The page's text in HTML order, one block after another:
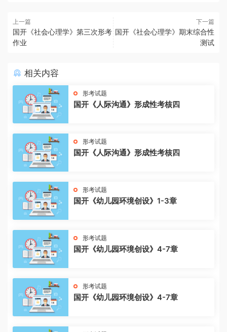
上一篇
国开《社会心理学》第三次形考
作业
下一篇
国开《社会心理学》期末综合性
测试
相关内容
形考试题
国开《人际沟通》形成性考核四
形考试题
国开《人际沟通》形成性考核四
形考试题
国开《幼儿园环境创设》1-3章
形考试题
国开《幼儿园环境创设》4-7章
形考试题
国开《幼儿园环境创设》4-7章